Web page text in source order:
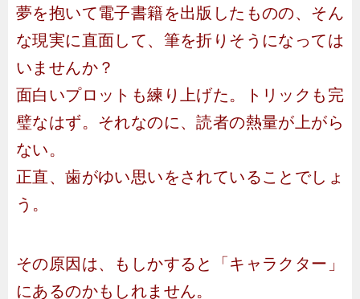
夢を抱いて電子書籍を出版したものの、そん
な現実に直面して、筆を折りそうになっては
いませんか？
面白いプロットも練り上げた。トリックも完
璧なはず。それなのに、読者の熱量が上がら
ない。
正直、歯がゆい思いをされていることでしょ
う。
その原因は、もしかすると「キャラクター」
にあるのかもしれません。